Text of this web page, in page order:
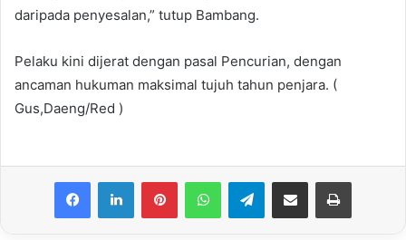
daripada penyesalan,” tutup Bambang.
Pelaku kini dijerat dengan pasal Pencurian, dengan
ancaman hukuman maksimal tujuh tahun penjara. (
Gus,Daeng/Red )
Telegram